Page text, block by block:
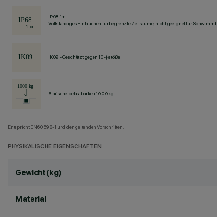
IP68 1m
Vollständiges Eintauchen für begrenzte Zeiträume, nicht geeignet für
IK09 - Geschützt gegen 10-j-stöße
Statische belastbarkeit 1000 kg
Entspricht EN60598-1 und den geltenden Vorschriften.
PHYSIKALISCHE EIGENSCHAFTEN
Gewicht (kg)
Material